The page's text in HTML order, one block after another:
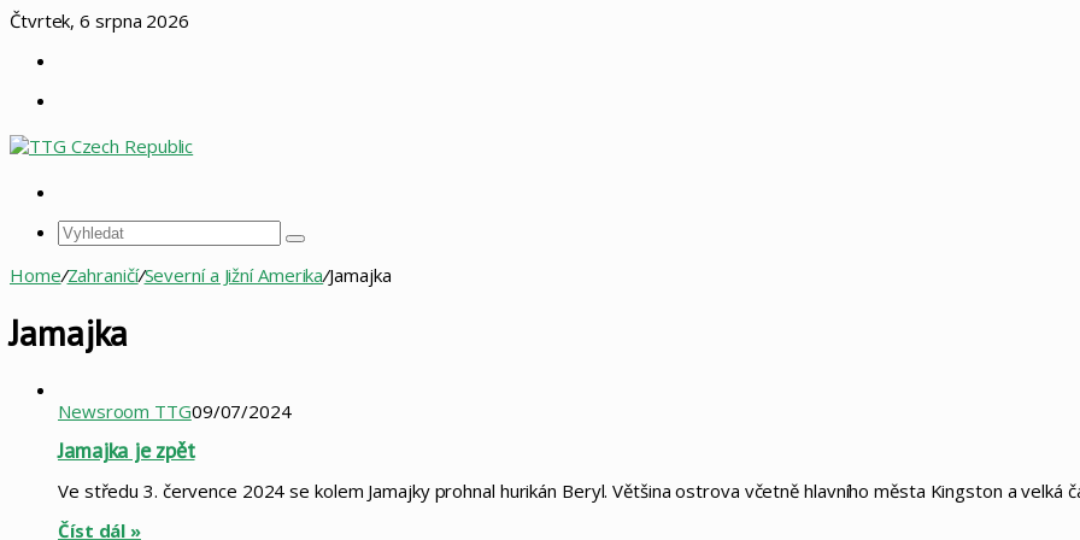
Čtvrtek, 6 srpna 2026
Vyhledat
Home/Zahraničí/Severní a Jižní Amerika/Jamajka
Jamajka
Newsroom TTG09/07/2024
Jamajka je zpět
Ve středu 3. července 2024 se kolem Jamajky prohnal hurikán Beryl. Většina ostrova včetně hlavního města Kingston a velká
Číst dál »